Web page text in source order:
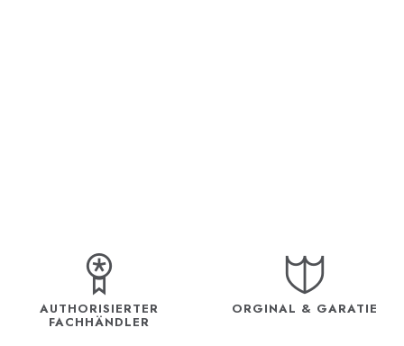
AUTHORISIERTER
FACHHÄNDLER
ORGINAL & GARATIE